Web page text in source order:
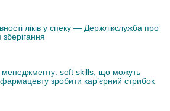
ліків у спеку — Держлікслужба про
soft skills, що можуть
зробити кар’єрний стрибок